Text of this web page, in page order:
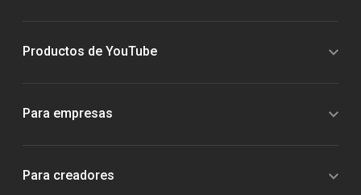
Productos de YouTube
Para empresas
Para creadores